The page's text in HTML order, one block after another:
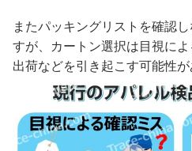
またパッキングリストを確認
すが、カートン選択は目視に
出荷などを引き起こす可能性が